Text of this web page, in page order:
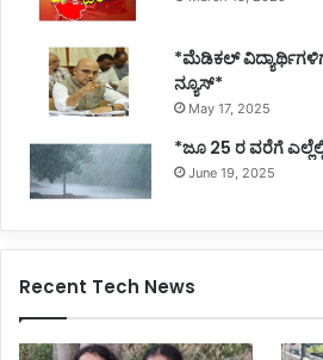
*ಮೆಡಿಕಲ್
ನ್ಯೂಸ್*
May 17, 2025
*ಜೂ 25 ರ ವರೆಗೆ
June 19, 2025
Recent Tech News